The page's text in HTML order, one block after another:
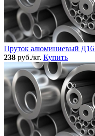
Пруток алюминиевый Д16
238 руб./кг. Купить